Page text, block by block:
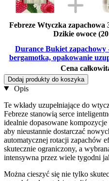
Febreze Wtyczka zapachowa
Dzikie owoce
Durance Bukiet
bergamotka, opakowanie
Cena
Dodaj produkty do koszyka
Opis
Te wkłady uzupełniające do
Febreze stanowią serce
idealnie dopasowane kompozycje
aby nieustannie dostarczać
automatycznej rotacji zapachów
skutecznie ograniczony, a
intensywna przez wiele tygodni
Można cieszyć się nie tylko